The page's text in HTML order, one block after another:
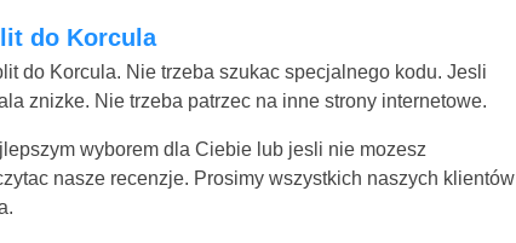
do Korcula
do Korcula. Nie trzeba szukac specjalnego kodu. Jesli
znizke. Nie trzeba patrzec na inne strony internetowe.
wyborem dla Ciebie lub jesli nie mozesz
nasze recenzje. Prosimy wszystkich naszych klientów